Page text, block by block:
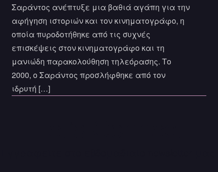
παραγωγής του Netflix,
διασφαλίζοντας ότι η πλατφόρμα
αντιπροσωπεύει ένα ευρύ φάσμα
φωνών και προοπτικών.
Ο Σαράντος έχει ανακηρυχθεί ένας
Σαράντος ανέπτυξε μια βαθιά αγάπη για την
αφήγηση ιστοριών και τον κινηματογράφο, η
οποία πυροδοτήθηκε από τις συχνές
επισκέψεις στον κινηματογράφο και τη
μανιώδη παρακολούθηση τηλεόρασης. Το
2000, ο Σαράντος προσλήφθηκε από τον
ιδρυτή […]